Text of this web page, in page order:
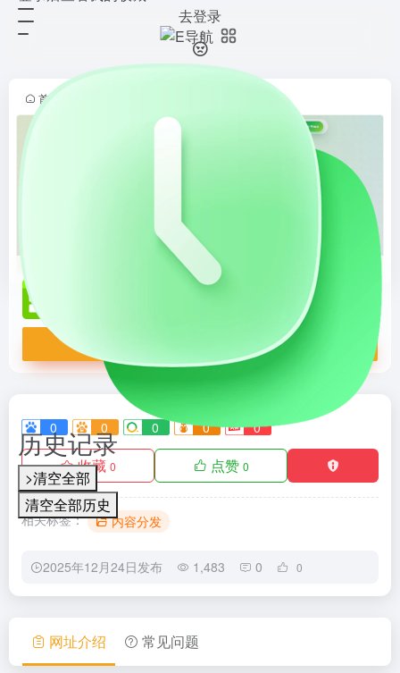
去登录
历史记录
>清空全部
清空全部历史
首页
0 0 0 0 0
收藏 0 点赞 0
相关标签： 内容分发
2025年12月24日发布 1,483 0 0
支持 LinkedIn、Instagram、
TikTok、Threads、X（Twitter）、
网址介绍 常见问题